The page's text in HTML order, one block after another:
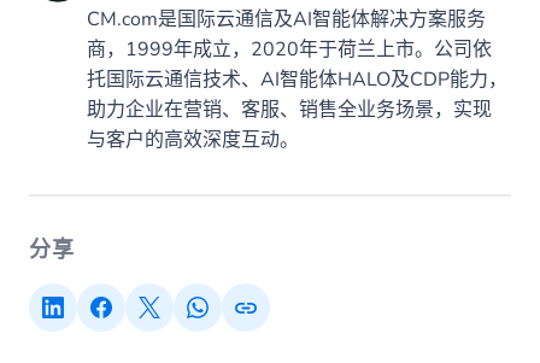
CM.com是国际云通信及AI智能体解决方案服务
商，1999年成立，2020年于荷兰上市。公司依
托国际云通信技术、AI智能体HALO及CDP能力，
助力企业在营销、客服、销售全业务场景，实现
与客户的高效深度互动。
分享